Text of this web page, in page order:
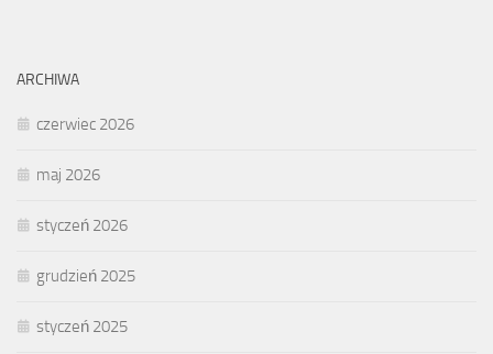
ARCHIWA
czerwiec 2026
maj 2026
styczeń 2026
grudzień 2025
styczeń 2025